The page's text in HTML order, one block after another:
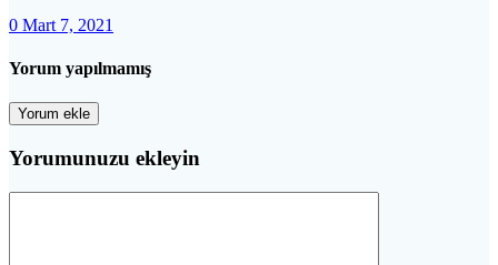
0 Mart 7, 2021
Yorum yapılmamış
Yorum ekle
Yorumunuzu ekleyin